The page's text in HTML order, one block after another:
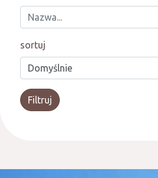
sortuj
Filtruj